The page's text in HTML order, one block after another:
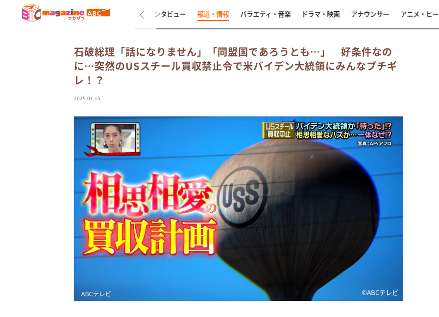
インタビュー 報道・情報 バラエティ・音楽 ドラマ・映画 アナウンサー アニメ・ヒ
石破総理「話になりません」「同盟国であろうとも…」 好条件なの
に…突然のUSスチール買収禁止令で米バイデン大統領にみんなブチギ
レ！？
2025.01.15
©️ABCテレビ